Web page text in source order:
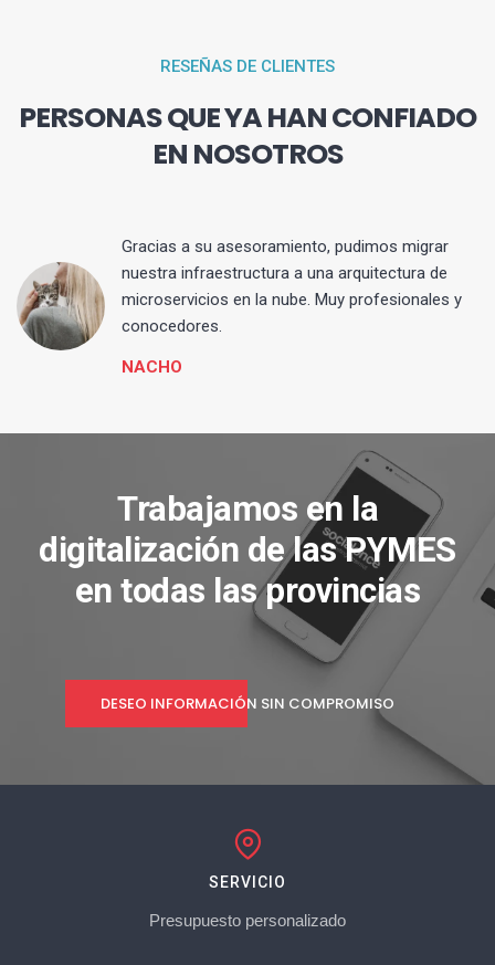
RESEÑAS DE CLIENTES
PERSONAS QUE YA HAN CONFIADO
EN NOSOTROS
Gracias a su asesoramiento, pudimos migrar
nuestra infraestructura a una arquitectura de
microservicios en la nube. Muy profesionales y
conocedores.
NACHO
Trabajamos en la
digitalización de las PYMES
en todas las provincias
DESEO INFORMACIÓN SIN COMPROMISO
SERVICIO
Presupuesto personalizado